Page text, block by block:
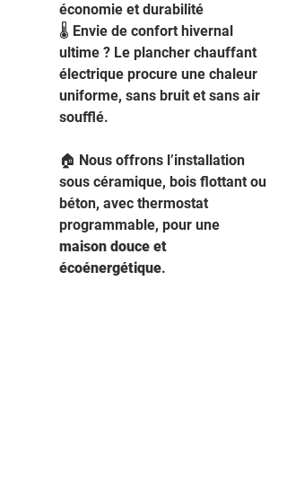
économie et durabilité
🌡️ Envie de confort hivernal
ultime ? Le plancher chauffant
électrique procure une chaleur
uniforme, sans bruit et sans air
soufflé.
🏠 Nous offrons l’installation
sous céramique, bois flottant ou
béton, avec thermostat
programmable, pour une
maison douce et
écoénergétique.